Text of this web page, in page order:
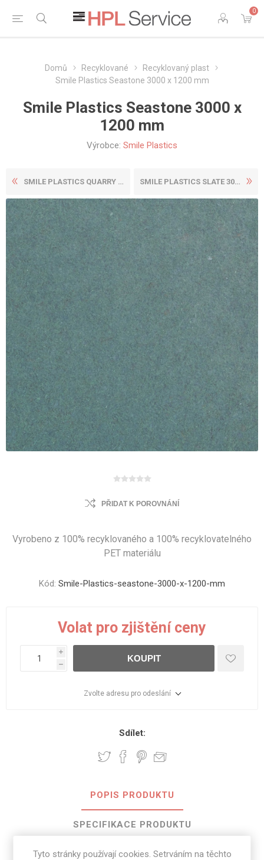
0
Domů Recyklované
Recyklovaný plast
Smile Plastics Seastone 3000 x 1200 mm
Smile Plastics Seastone 3000 x
1200 mm
Výrobce: Smile Plastics
SMILE PLASTICS QUARRY 3000 ... SMILE PLASTICS SLATE 3000 X...
PŘIDAT K POROVNÁNÍ
Vyrobeno z 100% recyklovaného a 100% recyklovatelného
PET materiálu
Kód: Smile-Plastics-seastone-3000-x-1200-mm
Volat pro zjištění ceny
i
h
KOUPIT
Zvolte adresu pro odeslání
Sdílet:
POPIS PRODUKTU
SPECIFIKACE PRODUKTU
RECENZE
Tyto stránky používají cookies. Setrváním na těchto